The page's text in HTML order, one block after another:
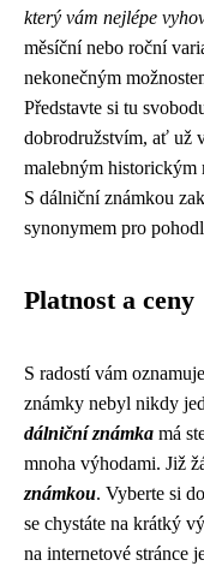
který vám nejlépe
měsíční nebo roční
nekonečným
Představte si tu
dobrodružstvím, ať už
malebným historickým
S dálniční známkou
synonymem pro
Platnost a ceny
S radostí vám
známky nebyl nikdy
dálniční známka má
mnoha výhodami. Již
známkou. Vyberte si
se chystáte na krátký
na internetové stránce